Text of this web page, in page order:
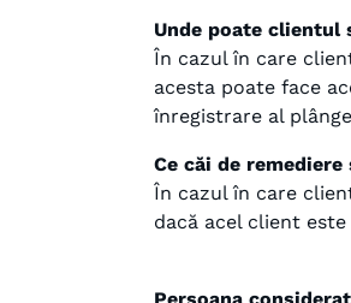
Unde poate clientul
În cazul în care
acesta poate face
înregistrare al
Ce căi de
În cazul în care
dacă acel client